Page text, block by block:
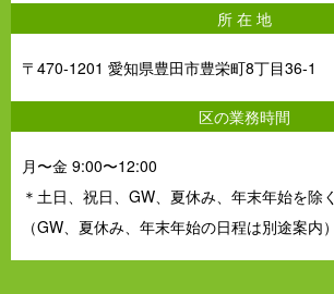
所 在 地
〒470-1201 愛知県豊田市豊栄町8丁目36-1
区の業務時間
月〜金 9:00〜12:00
＊土日、祝日、GW、夏休み、年末年始を除く
（GW、夏休み、年末年始の日程は別途案内）